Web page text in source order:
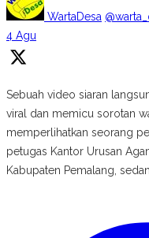
WartaDesa
4 Agu
Sebuah video siaran
viral dan memicu sorotan
memperlihatkan seorang
petugas Kantor Urusan
Kabupaten Pemalang,